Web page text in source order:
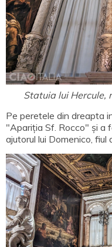
Statuia lui Hercule,
Pe peretele din dreapta
"Apariția Sf. Rocco" și a
ajutorul lui Domenico, fiul